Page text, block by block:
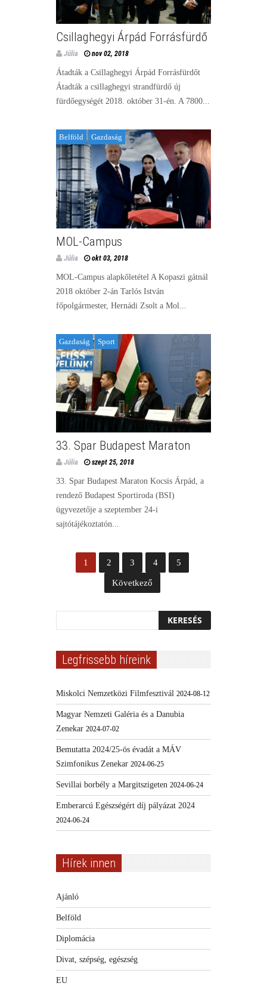
Csillaghegyi Árpád Forrásfürdő
Júlia nov 02, 2018
Átadták a Csillaghegyi Árpád Forrásfürdőt
Átadták a csillaghegyi strandfürdő új
fürdőegységét 2018. október 31-én. A 7800...
Belföld Gazdaság
MOL-Campus
Júlia okt 03, 2018
MOL-Campus alapkőletétel A Kopaszi gátnál
2018 október 2-án Tarlós István
főpolgármester, Hernádi Zsolt a Mol...
Gazdaság Sport
33. Spar Budapest Maraton
Júlia szept 25, 2018
33. Spar Budapest Maraton Kocsis Árpád, a
rendező Budapest Sportiroda (BSI)
ügyvezetője a szeptember 24-i
sajtótájékoztatón...
1 2 3 4 5
Következő
Legfrissebb híreink
Miskolci Nemzetközi Filmfesztivál 2024-08-12
Magyar Nemzeti Galéria és a Danubia
Zenekar 2024-07-02
Bemutatta 2024/25-ös évadát a MÁV
Szimfonikus Zenekar 2024-06-25
Sevillai borbély a Margitszigeten 2024-06-24
Emberarcú Egészségért díj pályázat 2024
2024-06-24
Hírek innen
Ajánló
Belföld
Diplomácia
Divat, szépség, egészség
EU